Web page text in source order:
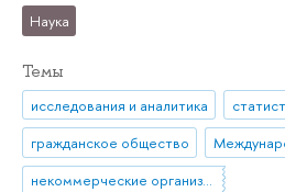
Наука
Темы
исследования и аналитика
гражданское общество
некоммерческие организации